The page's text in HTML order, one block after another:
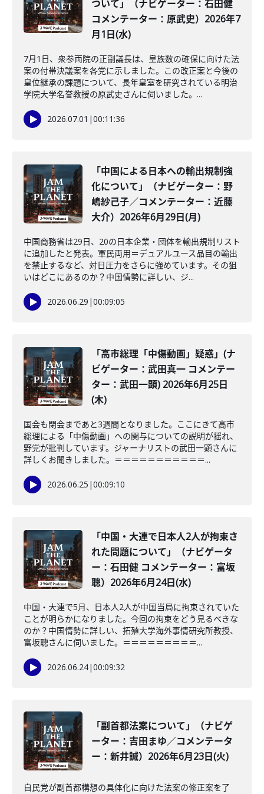
ついて」（ナビゲーター：石田健
コメンテーター：原武史）2026年7
月1日(水)
7月1日、衆参両院の正副議長は、皇族数の確保に向けた法
案の付帯決議案を各党に示しました。この改正案と今後の
皇位継承の課題について、長年皇室を研究されている明治
学院大学名誉教授の原武史さんに伺いました。...
2026.07.01 |00:11:36
「中国による日本への輸出規制強
化について」（ナビゲーター：野
嶋紗己子／コメンテーター：近藤
大介）2026年6月29日(月)
中国商務省は29日、20の日本企業・団体を輸出規制リスト
に追加したと発表。軍民両用＝デュアルユース品目の輸出
を禁止するなど、対日圧力をさらに強めています。その狙
いはどこにあるのか？中国情勢に詳しい、ジ...
2026.06.29 |00:09:05
「高市総理「中傷動画」疑惑」(ナ
ビゲーター：武田真一 コメンテー
ター：武田一顕) 2026年6月25日
(木)
国会も閉会まであと3週間となりました。ここにきて高市
総理による「中傷動画」への関与についての説明が揺れ、
野党が批判しています。ジャーナリストの武田一顕さんに
詳しくお聞きしました。＝＝＝＝＝＝＝＝＝＝＝...
2026.06.25 |00:09:10
「中国・大連で日本人2人が拘束さ
れた問題について」（ナビゲータ
ー：石田健 コメンテーター：富坂
聰）2026年6月24日(水)
中国・大連で5月、日本人2人が中国当局に拘束されていた
ことが明らかになりました。今回の拘束をどう見るべきな
のか？中国情勢に詳しい、拓殖大学海外事情研究所教授、
富坂聰さんに伺いました。＝＝＝＝＝＝＝＝＝...
2026.06.24|00:09:32
「副首都法案について」（ナビゲ
ーター：吉田まゆ／コメンテータ
ー：新井誠）2026年6月23日(火)
自民党が副首都構想の具体化に向けた法案の修正案を了